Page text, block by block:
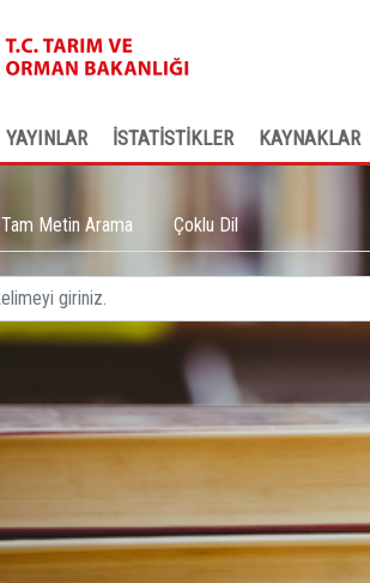
YAYINLAR İSTATİSTİKLER KAYNAKLAR
Tam Metin Arama Çoklu Dil